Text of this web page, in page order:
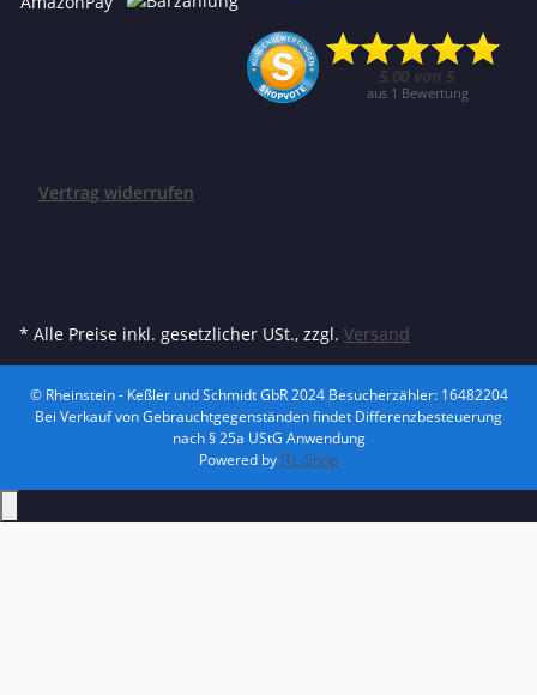
Vertrag widerrufen
* Alle Preise inkl. gesetzlicher USt., zzgl. Versand
© Rheinstein - Keßler und Schmidt GbR 2024Besucherzähler: 16482204
Bei Verkauf von Gebrauchtgegenständen findet Differenzbesteuerung
nach § 25a UStG Anwendung
Powered by JTL-Shop